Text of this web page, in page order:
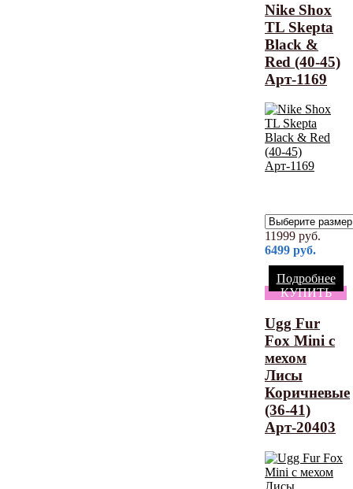
Nike Shox
TL Skepta
Black &
Red (40-45)
Арт-1169
11999 руб.
6499 руб.
Подробнее
КУПИТЬ
Ugg Fur
Fox Mini с
мехом
Лисы
Коричневые
(36-41)
Арт-20403